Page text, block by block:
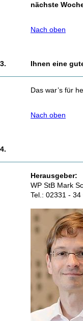
nächste
Nach oben
3. Ihnen eine
Das war’s für
Nach oben
4.
Herausgeber:
WP StB Mark
Tel.: 02331 -